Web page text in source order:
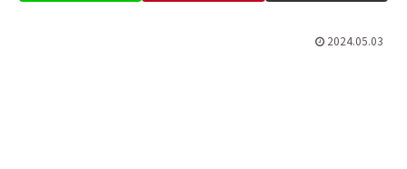
2024.05.03